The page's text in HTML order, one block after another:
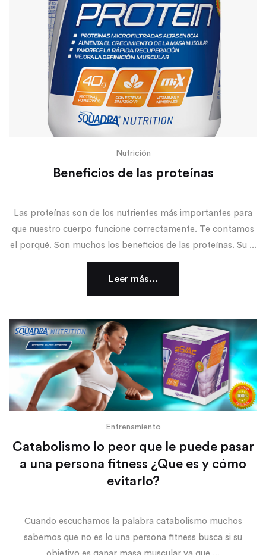
Nutrición
Beneficios de las proteínas
Las proteínas son de los nutrientes más importantes para
que nuestro cuerpo funcione correctamente. Te contamos
el porqué. Son muchos los beneficios de las proteínas. Su ...
Leer más...
Entrenamiento
Catabolismo lo peor que le puede pasar
a una persona fitness ¿Que es y cómo
evitarlo?
Cuando escuchamos la palabra catabolismo muchos
sabemos que no es lo una persona fitness busca si su